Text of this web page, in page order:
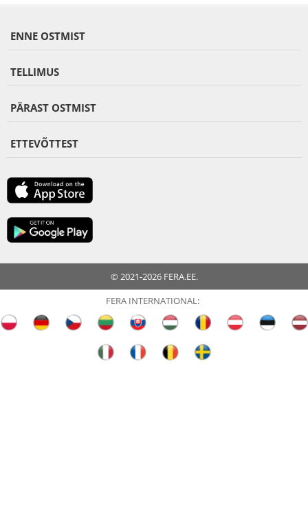
ENNE OSTMIST
TELLIMUS
PÄRAST OSTMIST
ETTEVÕTTEST
© 2021-2026 FERA.EE.
FERA INTERNATIONAL: